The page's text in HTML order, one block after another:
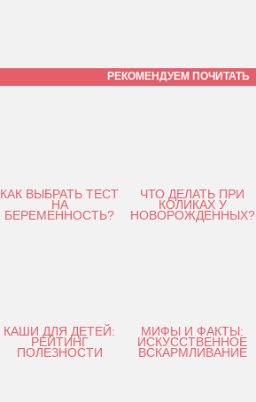
РЕКОМЕНДУЕМ ПОЧИТАТЬ
КАК ВЫБРАТЬ ТЕСТ
НА
БЕРЕМЕННОСТЬ?
ЧТО ДЕЛАТЬ ПРИ
КОЛИКАХ У
НОВОРОЖДЕННЫХ?
КАШИ ДЛЯ ДЕТЕЙ:
РЕЙТИНГ
ПОЛЕЗНОСТИ
МИФЫ И ФАКТЫ:
ИСКУССТВЕННОЕ
ВСКАРМЛИВАНИЕ